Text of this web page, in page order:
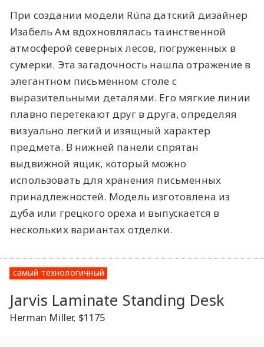
При создании модели Rúna датский дизайнер
Изабель Ам вдохновлялась таинственной
атмосферой северных лесов, погруженных в
сумерки. Эта загадочность нашла отражение в
элегантном письменном столе с
выразительными деталями. Его мягкие линии
плавно перетекают друг в друга, определяя
визуально легкий и изящный характер
предмета. В нижней панели спрятан
выдвижной ящик, который можно
использовать для хранения письменных
принадлежностей. Модель изготовлена из
дуба или грецкого ореха и выпускается в
нескольких вариантах отделки.
самый технологичный
Jarvis Laminate Standing Desk
Herman Miller, $1175